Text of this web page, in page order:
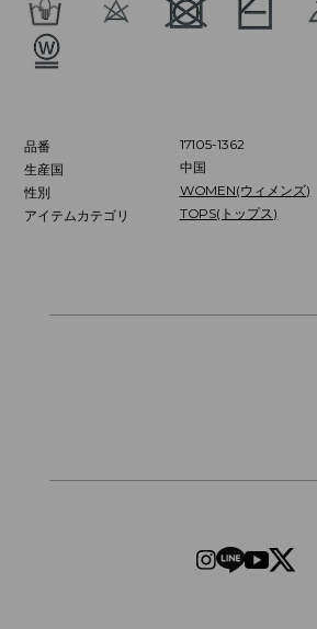
品番
17105-1362
生産国
中国
性別
WOMEN(ウィメンズ)
アイテムカテゴリ
TOPS(トップス)